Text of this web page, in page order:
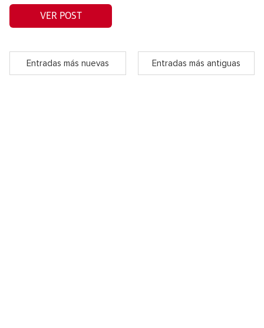
VER POST
Entradas más nuevas Entradas más antiguas